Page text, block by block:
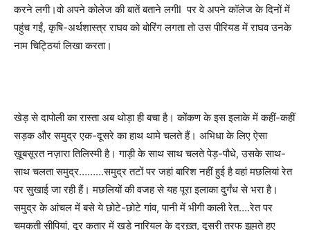
करने लगी।वो अपने कोलेज की बातें बताने लगीIपर वे अपने कॉलेज के दिनों में
पहुंच गईं,कृषि-अर्थशास्त्र राघव को बोरिंग लगता तो उस पीरियड में राघव उनके
नाम चिट्ठियां लिखा करता।
खेड़ से दापोली का रास्ता अब थोड़ा ही बचा है। कोंकण के इस इलाके में कहीं-कहीं
सड़क और समुद्र एक-दूसरे का हाथ थामे चलते हैं। अभिधा के लिए ऐसा
ख़ूबसूरत नज़ारा तिलिस्मी है। गाड़ी के साथ साथ चलते पेड़-पौधे,उसके साथ-
साथ चलता समुद्र………समुद्र तटों पर जहां बारिश नहीं हुई है वहां मछलियां रेत
पर सुखाई जा रही हैं। मछलियों की वजह से यह पूरा इलाका दुर्गंध से भरा है।
समुद्र के आंचल में बसे ये छोटे-छोटे गांव,पानी में भीगी काली रेत….रेत पर
चमकती सीपियां,दूर कतार में खड़े नारियल के दरख़्त,दूसरी तरफ झूमते हुए